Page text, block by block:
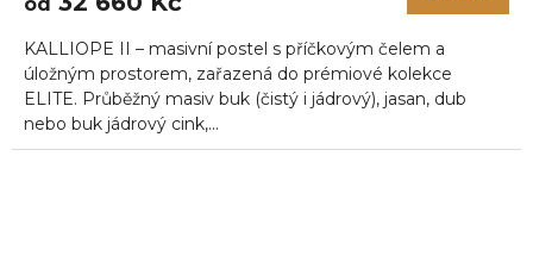
KALLIOPE II – masivní postel s příčkovým čelem a
úložným prostorem, zařazená do prémiové kolekce
ELITE. Průběžný masiv buk (čistý i jádrový), jasan, dub
nebo buk jádrový cink,...